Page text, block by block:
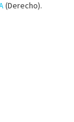
(Derecho).